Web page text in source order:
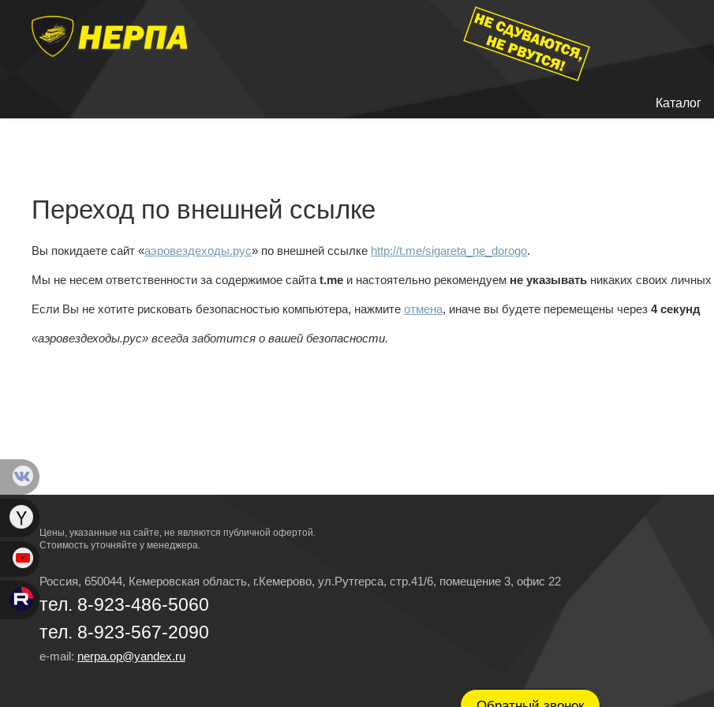
Каталог
Переход по внешней ссылке
Вы покидаете сайт «аэровездеходы.рус» по внешней ссылке http://t.me/sigareta_ne_dorogo.
Мы не несем ответственности за содержимое сайтаt.me и настоятельно рекомендуем не указывать никаких своих
Если Вы не хотите рисковать безопасностью компьютера, нажмитеотмена, иначе вы будете перемещены через4секунд
«аэровездеходы.рус» всегда заботится о вашей безопасности.
Цены, указанные на сайте, не являются публичной офертой.
Стоимость уточняйте у менеджера.
Россия, 650044, Кемеровская область, г.Кемерово, ул.Рутгерса, стр.41/6, помещение 3, офис 22
тел. 8-923-486-5060
тел. 8-923-567-2090
e-mail: nerpa.op@yandex.ru